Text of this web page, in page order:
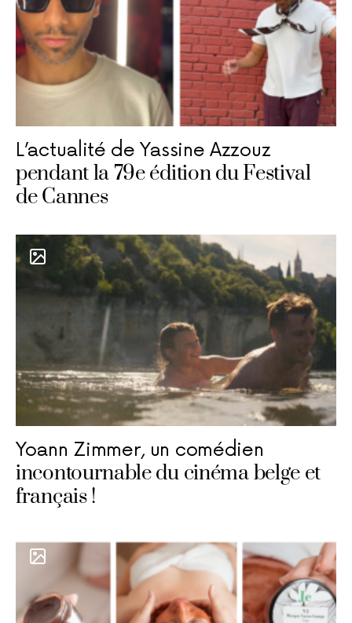
L’actualité de Yassine Azzouz
pendant la 79e édition du Festival
de Cannes
Yoann Zimmer, un comédien
incontournable du cinéma belge et
français !